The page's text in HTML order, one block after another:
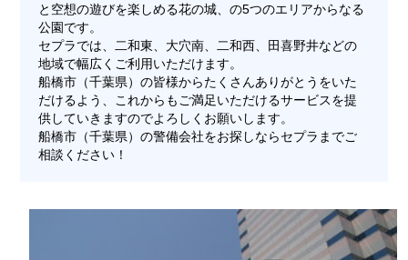
と空想の遊びを楽しめる花の城、の5つのエリアからなる
公園です。
セプラでは、二和東、大穴南、二和西、田喜野井などの
地域で幅広くご利用いただけます。
船橋市（千葉県）の皆様からたくさんありがとうをいた
だけるよう、これからもご満足いただけるサービスを提
供していきますのでよろしくお願いします。
船橋市（千葉県）の警備会社をお探しならセプラまでご
相談ください！